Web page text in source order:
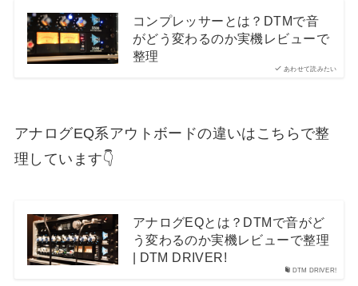
あわせて読みたい
コンプレッサーとは？DTMで音
がどう変わるのか実機レビューで
整理
アナログEQ系アウトボードの違いはこちらで整
理しています👇
DTM DRIVER!
アナログEQとは？DTMで音がど
う変わるのか実機レビューで整理
| DTM DRIVER!